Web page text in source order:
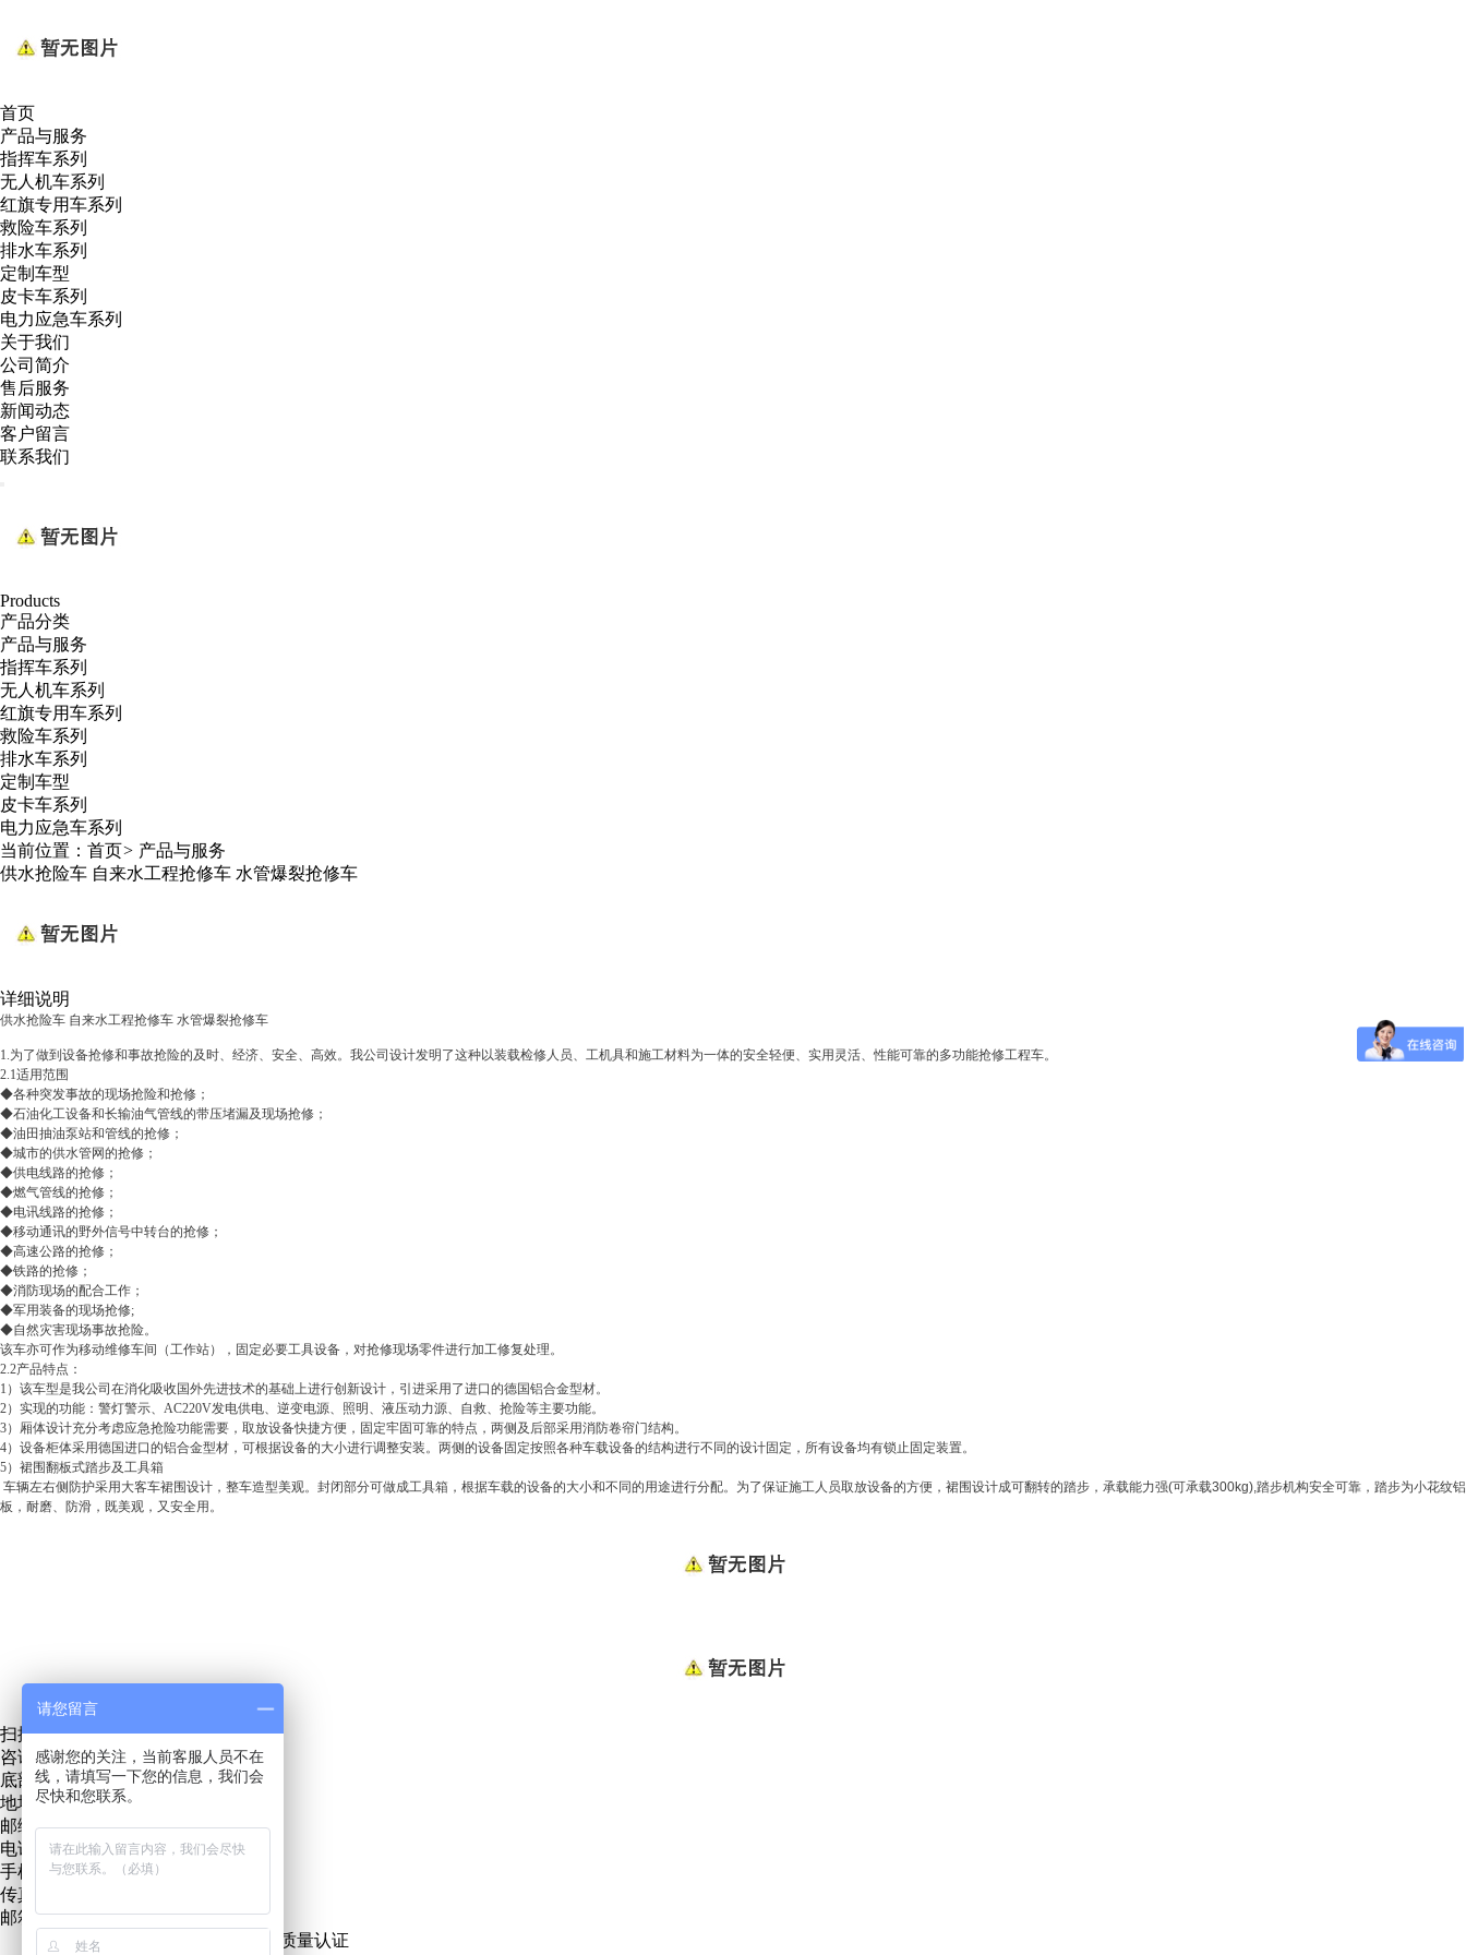
首页
产品与服务
指挥车系列
无人机车系列
红旗专用车系列
救险车系列
排水车系列
定制车型
皮卡车系列
电力应急车系列
关于我们
公司简介
售后服务
新闻动态
客户留言
联系我们
Products
产品分类
产品与服务
指挥车系列
无人机车系列
红旗专用车系列
救险车系列
排水车系列
定制车型
皮卡车系列
电力应急车系列
当前位置： 首页> 产品与服务
供水抢险车 自来水工程抢修车 水管爆裂抢修车
详细说明
供水抢险车 自来水工程抢修车 水管爆裂抢修车
1.为了做到设备抢修和事故抢险的及时、经济、安全、高效。我公司设计发明了这种以装载检修人员、工机具和施工材料为一体的安全轻便、实用灵活、性能可靠的多功能抢修工程车。
2.1适用范围
◆各种突发事故的现场抢险和抢修；
◆石油化工设备和长输油气管线的带压堵漏及现场抢修；
◆油田抽油泵站和管线的抢修；
◆城市的供水管网的抢修；
◆供电线路的抢修；
◆燃气管线的抢修；
◆电讯线路的抢修；
◆移动通讯的野外信号中转台的抢修；
◆高速公路的抢修；
◆铁路的抢修；
◆消防现场的配合工作；
◆军用装备的现场抢修;
◆自然灾害现场事故抢险。
该车亦可作为移动维修车间（工作站），固定必要工具设备，对抢修现场零件进行加工修复处理。
2.2产品特点：
1）该车型是我公司在消化吸收国外先进技术的基础上进行创新设计，引进采用了进口的德国铝合金型材。
2）实现的功能：警灯警示、AC220V发电供电、逆变电源、照明、液压动力源、自救、抢险等主要功能。
3）厢体设计充分考虑应急抢险功能需要，取放设备快捷方便，固定牢固可靠的特点，两侧及后部采用消防卷帘门结构。
4）设备柜体采用德国进口的铝合金型材，可根据设备的大小进行调整安装。两侧的设备固定按照各种车载设备的结构进行不同的设计固定，所有设备均有锁止固定装置。
5） 裙围翻板式踏步及工具箱
车辆左右侧防护采用大客车裙围设计，整车造型美观。封闭部分可做成工具箱，根据车载的设备的大小和不同的用途进行分配。为了保证施工人员取放设备的方便，裙围设计成可翻转的踏步，承载能力强(可承载300kg),踏步机构安全可靠，踏步为小花纹铝
板，耐磨、防滑，既美观，又安全用。
扫描关注微信服务号
咨询热线：13271219889
底部地址地图
地址：青岛市城阳区招商LAVIE公社
邮编：266000
电话：0532 - 55717686
手机：15898810000
传真：0532 - 55717686
邮箱：lejinuode@163.com
ISO9001质量认证
CCC产品质量认证
请您留言
感谢您的关注，当前客服人员不在
线，请填写一下您的信息，我们会
尽快和您联系。